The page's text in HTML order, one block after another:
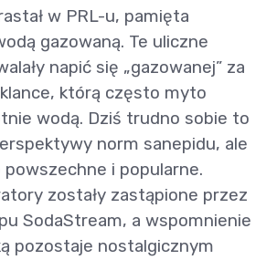
w PRL-u, pamięta
gazowaną. Te uliczne
napić się „gazowanej” za
którą często myto
wodą. Dziś trudno sobie to
norm sanepidu, ale
i popularne.
zostały zastąpione przez
SodaStream, a wspomnienie
pozostaje nostalgicznym